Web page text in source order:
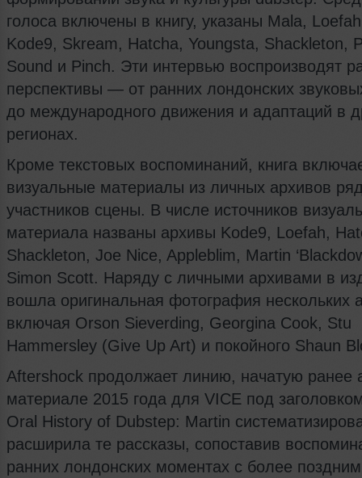
голоса включены в книгу, указаны Mala,
Kode9, Skream, Hatcha, Youngsta, Shackleton,
Sound и Pinch. Эти интервью воспроизводят
перспективы — от ранних лондонских
до международного движения и адаптаций в
регионах.
Кроме текстовых воспоминаний, книга
визуальные материалы из личных архивов
участников сцены. В числе источников
материала названы архивы Kode9, Loefah,
Shackleton, Joe Nice, Appleblim, Martin
Simon Scott. Наряду с личными архивами в
вошла оригинальная фотография нескольких
включая Orson Sieverding, Georgina Cook, Stu
Hammersley (Give Up Art) и покойного Shaun
Aftershock продолжает линию, начатую ранее
материале 2015 года для VICE под
Oral History of Dubstep: Martin
расширила те рассказы, сопоставив
ранних лондонских моментах с более